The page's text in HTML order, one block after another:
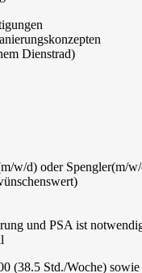
Dienstrad)
w/d) oder Spengler(m/
und PSA ist
(38.5 Std./Woche)